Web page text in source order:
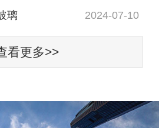
璃 2024-07-10
看更多>>